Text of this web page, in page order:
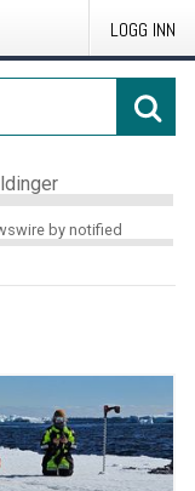
LOGG INN
by notified